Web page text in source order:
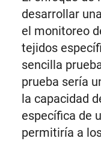
desarrollar
el monitoreo
tejidos
sencilla
prueba sería
la capacidad
específica de
permitiría a